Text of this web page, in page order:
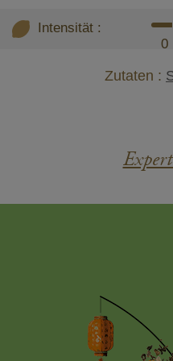
Intensität :
0
Zutaten :